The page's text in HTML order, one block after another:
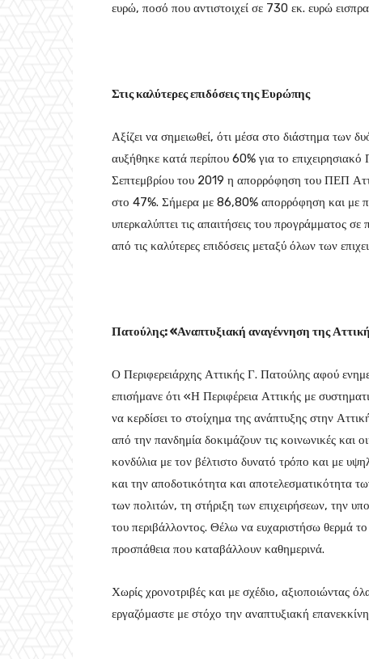
ευρώ, ποσό που αντιστοιχεί σε 730 εκ. ευρώ
Στις καλύτερες επιδόσεις της Ευρώπης
Αξίζει να σημειωθεί, ότι μέσα στο διάστημα των
αυξήθηκε κατά περίπου 60% για το
Σεπτεμβρίου του 2019 η απορρόφηση του ΠΕΠ
στο 47%. Σήμερα με 86,80% απορρόφηση και με
υπερκαλύπτει τις απαιτήσεις του προγράμματος
από τις καλύτερες επιδόσεις μεταξύ όλων των
Πατούλης: «Αναπτυξιακή αναγέννηση της
Ο Περιφερειάρχης Αττικής Γ. Πατούλης αφού
επισήμανε ότι «Η Περιφέρεια Αττικής με
να κερδίσει το στοίχημα της ανάπτυξης στην
από την πανδημία δοκιμάζουν τις κοινωνικές και
κονδύλια με τον βέλτιστο δυνατό τρόπο και με
και την αποδοτικότητα και αποτελεσματικότητα
των πολιτών, τη στήριξη των επιχειρήσεων, την
του περιβάλλοντος. Θέλω να ευχαριστήσω θερμά
προσπάθεια που καταβάλλουν καθημερινά.
Χωρίς χρονοτριβές και με σχέδιο, αξιοποιώντας
εργαζόμαστε με στόχο την αναπτυξιακή